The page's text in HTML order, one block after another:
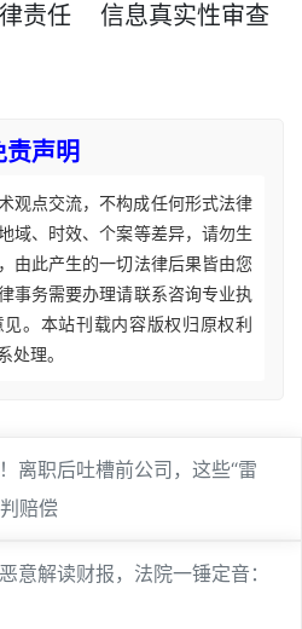
责任 信息真实性审查
责声明
观点交流，不构成任何形式法律
域、时效、个案等差异，请勿生
由此产生的一切法律后果皆由您
事务需要办理请联系咨询专业执
。本站刊载内容版权归原权利
处理。
离职后吐槽前公司，这些“雷
赔偿
意解读财报，法院一锤定音：